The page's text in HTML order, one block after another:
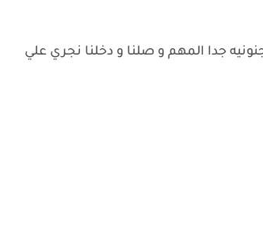
جدا المهم و صلنا و دخلنا نجري علي